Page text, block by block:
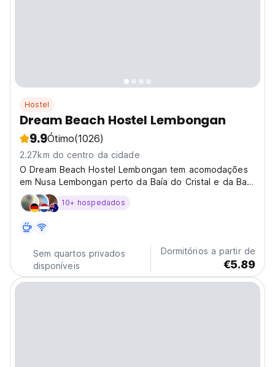
Hostel
Dream Beach Hostel Lembongan
9.9Ótimo(1026)
2.27km do centro da cidade
O Dream Beach Hostel Lembongan tem acomodações
em Nusa Lembongan perto da Baía do Cristal e da Baía
dos Cogumelos.
10+ hospedados
Sem quartos privados
disponíveis
Dormitórios a partir de
€5.89